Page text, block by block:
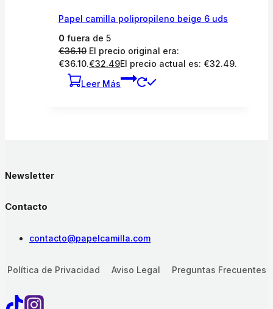
Papel camilla polipropileno beige 6 uds
0 fuera de 5
€36.10 El precio original era:
€36.10.€32.49El precio actual es: €32.49.
Leer Más
Newsletter
Contacto
contacto@papelcamilla.com
Política de Privacidad Aviso Legal Preguntas Frecuentes